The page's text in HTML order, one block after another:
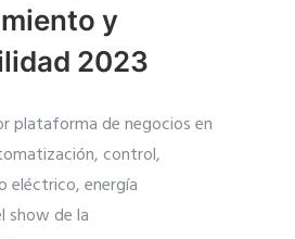
y
2023
plataforma de negocios en
control,
eléctrico, energía
show de la